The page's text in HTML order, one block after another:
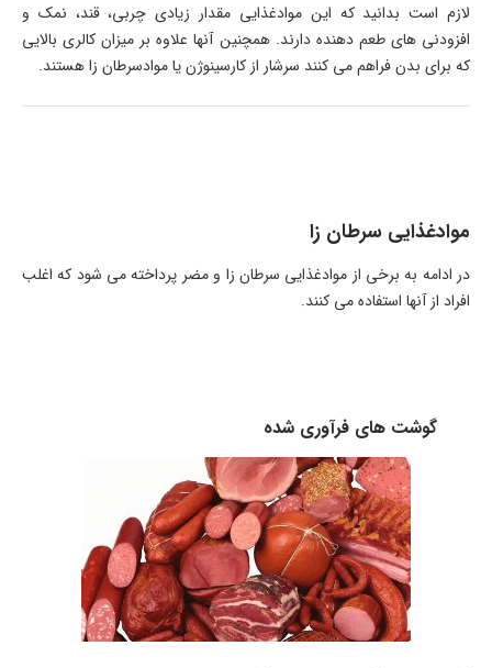
لازم است بدانید که این موادغذایی مقدار زیادی چربی، قند، نمک و
افزودنی های طعم دهنده دارند. همچنین آنها علاوه بر میزان کالری بالایی
که برای بدن فراهم می کنند سرشار از کارسینوژن یا موادسرطان زا هستند.
موادغذایی سرطان زا
در ادامه به برخی از موادغذایی سرطان زا و مضر پرداخته می شود که اغلب
افراد از آنها استفاده می کنند.
گوشت های فرآوری شده